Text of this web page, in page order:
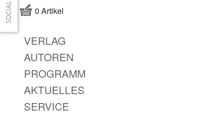
0 Artikel
VERLAG
AUTOREN
PROGRAMM
AKTUELLES
SERVICE